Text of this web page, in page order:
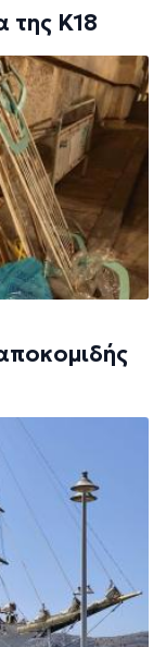
της Κ18